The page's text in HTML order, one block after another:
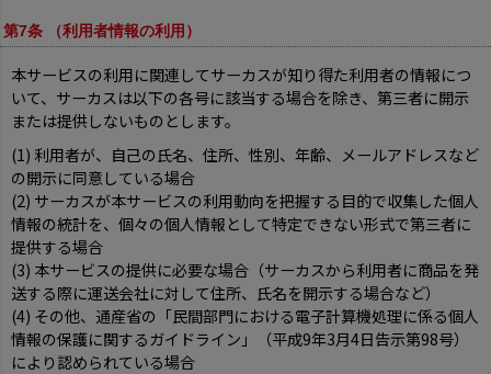
第7条 （利用者情報の利用）
本サービスの利用に関連してサーカスが知り得た利用者の情報につ
いて、サーカスは以下の各号に該当する場合を除き、第三者に開示
または提供しないものとします。
(1) 利用者が、自己の氏名、住所、性別、年齢、メールアドレスなど
の開示に同意している場合
(2) サーカスが本サービスの利用動向を把握する目的で収集した個人
情報の統計を、個々の個人情報として特定できない形式で第三者に
提供する場合
(3) 本サービスの提供に必要な場合（サーカスから利用者に商品を発
送する際に運送会社に対して住所、氏名を開示する場合など）
(4) その他、通産省の「民間部門における電子計算機処理に係る個人
情報の保護に関するガイドライン」（平成9年3月4日告示第98号）
により認められている場合